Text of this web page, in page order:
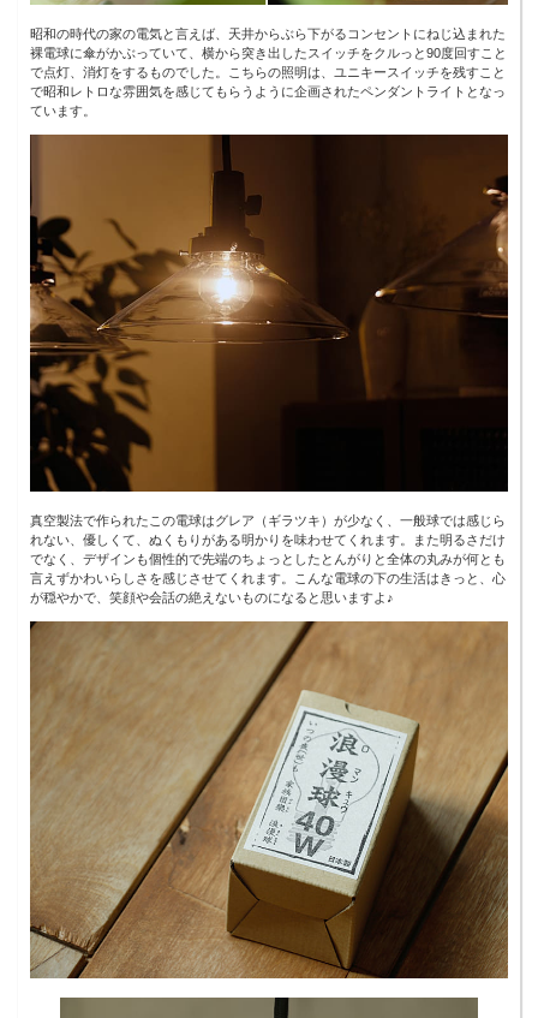
昭和の時代の家の電気と言えば、天井からぶら下がるコンセントにねじ込まれた
裸電球に傘がかぶっていて、横から突き出したスイッチをクルっと90度回すこと
で点灯、消灯をするものでした。こちらの照明は、ユニキースイッチを残すこと
で昭和レトロな雰囲気を感じてもらうように企画されたペンダントライトとなっ
ています。
真空製法で作られたこの電球はグレア（ギラツキ）が少なく、一般球では感じら
れない、優しくて、ぬくもりがある明かりを味わせてくれます。また明るさだけ
でなく、デザインも個性的で先端のちょっとしたとんがりと全体の丸みが何とも
言えずかわいらしさを感じさせてくれます。こんな電球の下の生活はきっと、心
が穏やかで、笑顔や会話の絶えないものになると思いますよ♪